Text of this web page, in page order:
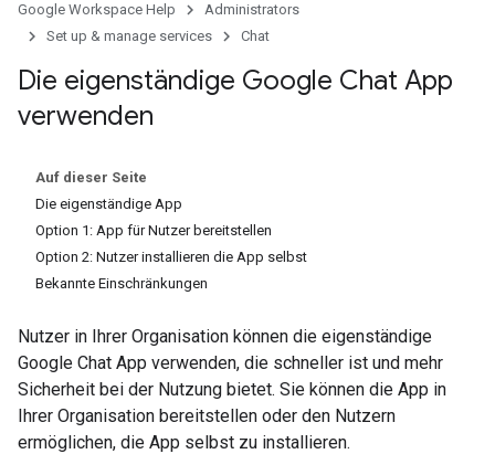
Google Workspace Help
Administrators
Set up & manage services
Chat
Die eigenständige Google Chat App
verwenden
Auf dieser Seite
Die eigenständige App
Option 1: App für Nutzer bereitstellen
Option 2: Nutzer installieren die App selbst
Bekannte Einschränkungen
Nutzer in Ihrer Organisation können die eigenständige
Google Chat App verwenden, die schneller ist und mehr
Sicherheit bei der Nutzung bietet. Sie können die App in
Ihrer Organisation bereitstellen oder den Nutzern
ermöglichen, die App selbst zu installieren.